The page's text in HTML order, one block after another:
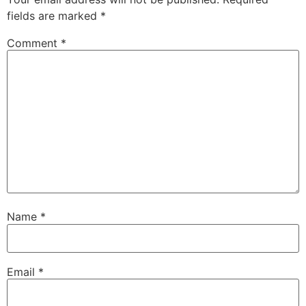
fields are marked *
Comment *
Name *
Email *